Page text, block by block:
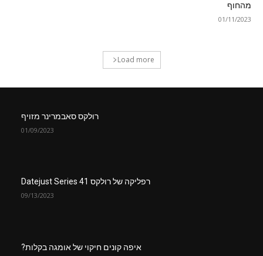
מהחוף
01/11/2023
Load more
רולקס סאבמרינר מזויף
01/09/2023
רפליקה של רולקס Datejust Series 41
09/13/2023
איפה קונים חיקוי של אומגה בקלות?